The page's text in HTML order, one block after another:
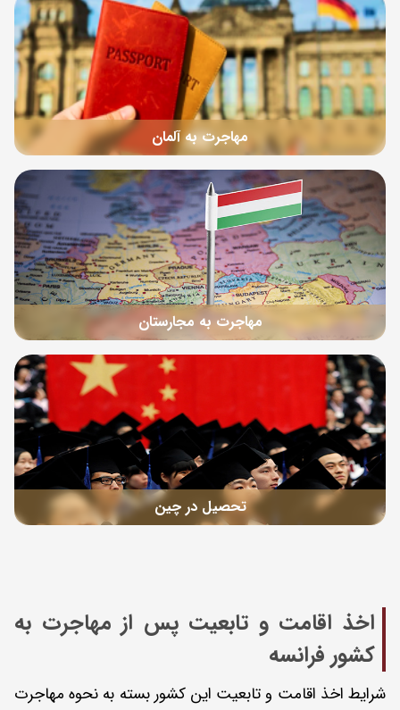
مهاجرت به آلمان
مهاجرت به مجارستان
تحصیل در چین
اخذ اقامت و تابعیت پس از مهاجرت به
کشور فرانسه
شرایط اخذ اقامت و تابعیت این کشور بسته به نحوه مهاجرت